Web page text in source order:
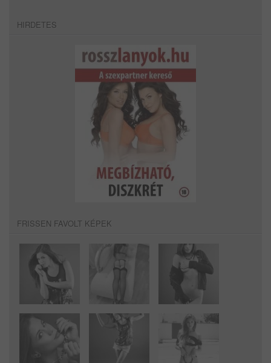
HIRDETES
FRISSEN FAVOLT KÉPEK